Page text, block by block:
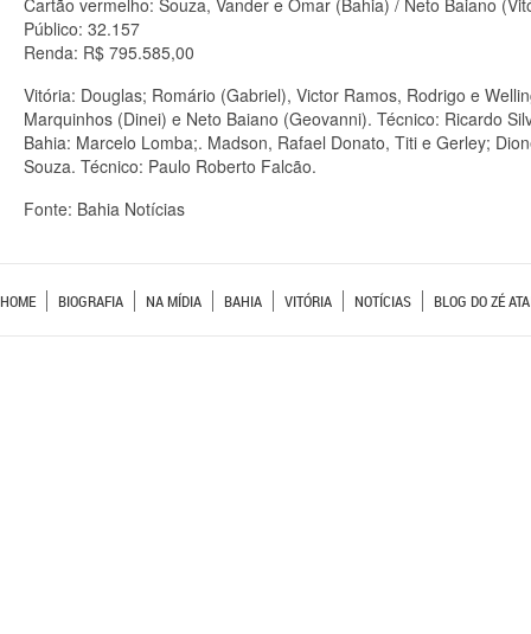
Cartão vermelho: Souza, Vander e Omar (Bahia) / Neto Baiano
Público: 32.157
Renda: R$ 795.585,00
Vitória: Douglas; Romário (Gabriel), Victor Ramos, Rodrigo e
Marquinhos (Dinei) e Neto Baiano (Geovanni). Técnico: Ricardo
Bahia: Marcelo Lomba;. Madson, Rafael Donato, Titi e Gerley;
Souza. Técnico: Paulo Roberto Falcão.
Fonte: Bahia Notícias
HOME BIOGRAFIA NA MÍDIA BAHIA VITÓRIA NOTÍCIAS BLOG DO ZÉ